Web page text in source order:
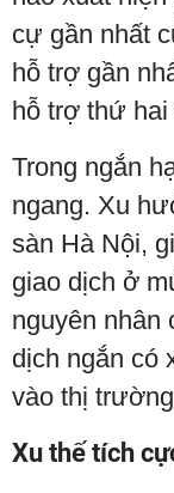
cự gần nhất
hỗ trợ gần
hỗ trợ thứ hai
Trong ngắn
ngang. Xu
sàn Hà Nội,
giao dịch ở
nguyên nhân
dịch ngắn có
vào thị
Xu thế tích